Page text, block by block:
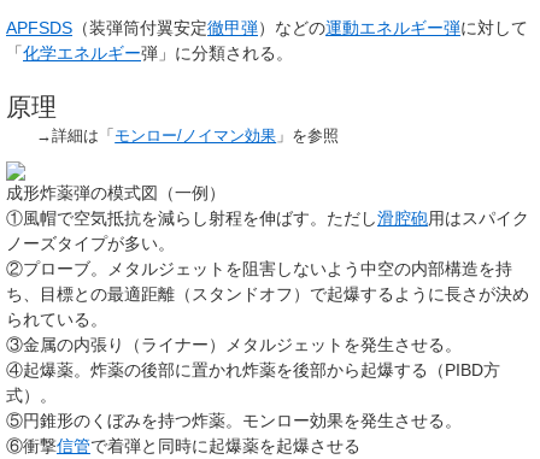
APFSDS （装弾筒付翼安定徹甲弾）などの運動エネルギー弾に対して
「化学エネルギー弾」に分類される。
原理
→詳細は「 モンロー/ノイマン効果 」を参照
成形炸薬弾の模式図（一例）
①風帽で空気抵抗を減らし射程を伸ばす。ただし滑腔砲用はスパイク
ノーズタイプが多い。
②プローブ。メタルジェットを阻害しないよう中空の内部構造を持
ち、目標との最適距離（スタンドオフ）で起爆するように長さが決め
られている。
③金属の内張り（ライナー）メタルジェットを発生させる。
④起爆薬。炸薬の後部に置かれ炸薬を後部から起爆する（PIBD方
式）。
⑤円錐形のくぼみを持つ炸薬。モンロー効果を発生させる。
⑥衝撃信管で着弾と同時に起爆薬を起爆させる